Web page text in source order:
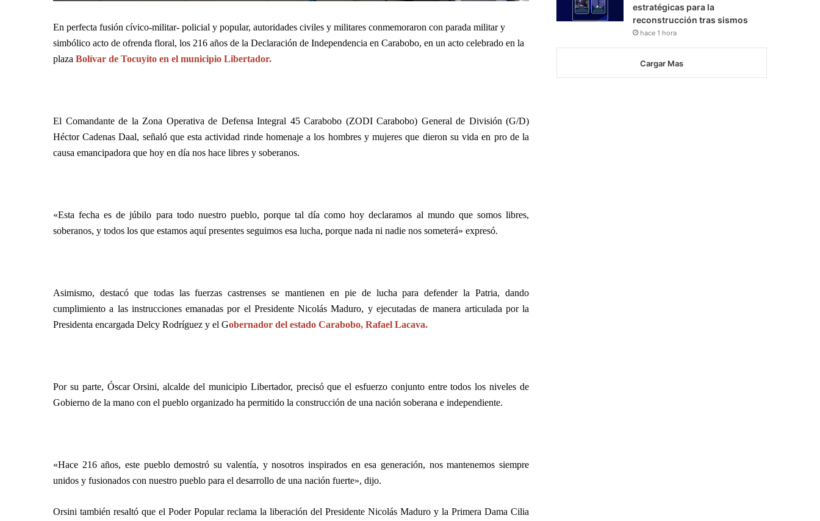
En perfecta fusión cívico-militar- policial y popular, autoridades civiles y militares conmemoraron con parada militar y
simbólico acto de ofrenda floral, los 216 años de la Declaración de Independencia en Carabobo, en un acto celebrado en la
plaza Bolívar de Tocuyito en el municipio Libertador.
El Comandante de la Zona Operativa de Defensa Integral 45 Carabobo (ZODI Carabobo) General de División (G/D)
Héctor Cadenas Daal, señaló que esta actividad rinde homenaje a los hombres y mujeres que dieron su vida en pro de la
causa emancipadora que hoy en día nos hace libres y soberanos.
«Esta fecha es de júbilo para todo nuestro pueblo, porque tal día como hoy declaramos al mundo que somos libres,
soberanos, y todos los que estamos aquí presentes seguimos esa lucha, porque nada ni nadie nos someterá» expresó.
Asimismo, destacó que todas las fuerzas castrenses se mantienen en pie de lucha para defender la Patria, dando
cumplimiento a las instrucciones emanadas por el Presidente Nicolás Maduro, y ejecutadas de manera articulada por la
Presidenta encargada Delcy Rodríguez y el Gobernador del estado Carabobo, Rafael Lacava.
Por su parte, Óscar Orsini, alcalde del municipio Libertador, precisó que el esfuerzo conjunto entre todos los niveles de
Gobierno de la mano con el pueblo organizado ha permitido la construcción de una nación soberana e independiente.
«Hace 216 años, este pueblo demostró su valentía, y nosotros inspirados en esa generación, nos mantenemos siempre
unidos y fusionados con nuestro pueblo para el desarrollo de una nación fuerte», dijo.
Orsini también resaltó que el Poder Popular reclama la liberación del Presidente Nicolás Maduro y la Primera Dama Cilia
estratégicas para la
reconstrucción tras sismos
hace 1 hora
Cargar Mas